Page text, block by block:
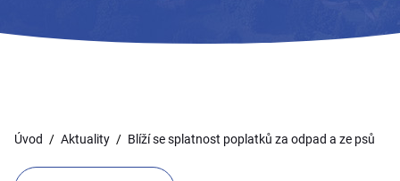
PRO TURISTY
Úvod Aktuality Blíží se splatnost poplatků za odpad a ze psů